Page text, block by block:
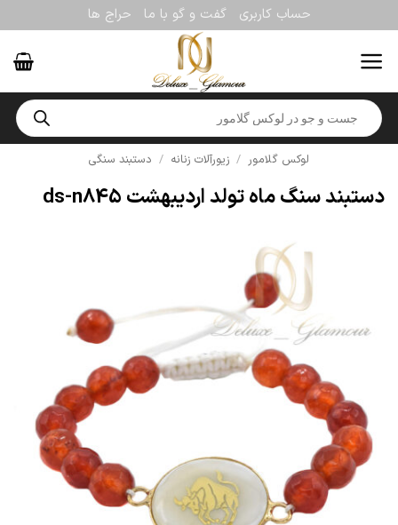
to
content
حساب کاربری گفت و گو با ما حراج ها
Products
search
لوکس گلامور / زیورآلات زنانه / دستبند سنگی
دستبند سنگ ماه تولد اردیبهشت ds-n845